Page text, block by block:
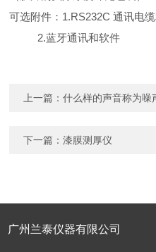
可选附件：1.RS232C 通讯电
2.蓝牙通讯和软件
上一篇：什么样的声音称为噪
下一篇：漆膜测厚仪
广州兰泰仪器有限公司